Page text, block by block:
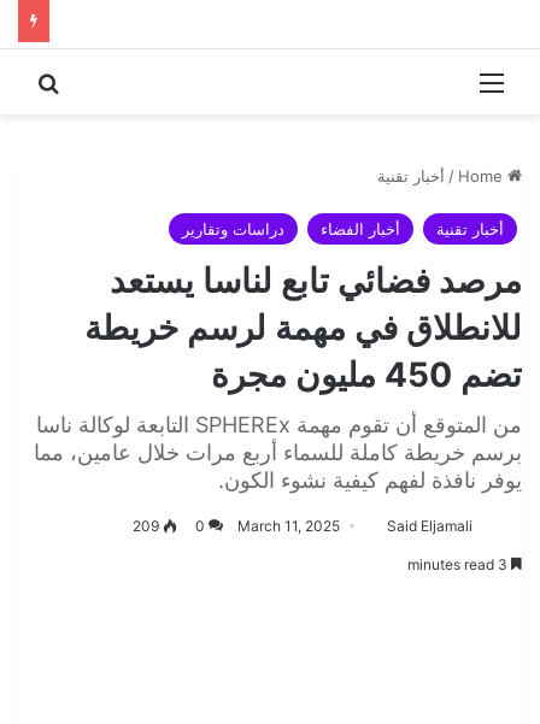
Menu
/ أخبار تقنية
أخبار تقنية أخبار الفضاء دراسات وتقارير
مرصد فضائي تابع لناسا يستعد
للانطلاق في مهمة لرسم خريطة
تضم 450 مليون مجرة
من المتوقع أن تقوم مهمة SPHEREx التابعة لوكالة ناسا
برسم خريطة كاملة للسماء أربع مرات خلال عامين، مما
يوفر نافذة لفهم كيفية نشوء الكون.
Said Eljamali
March 11, 2025
0
209